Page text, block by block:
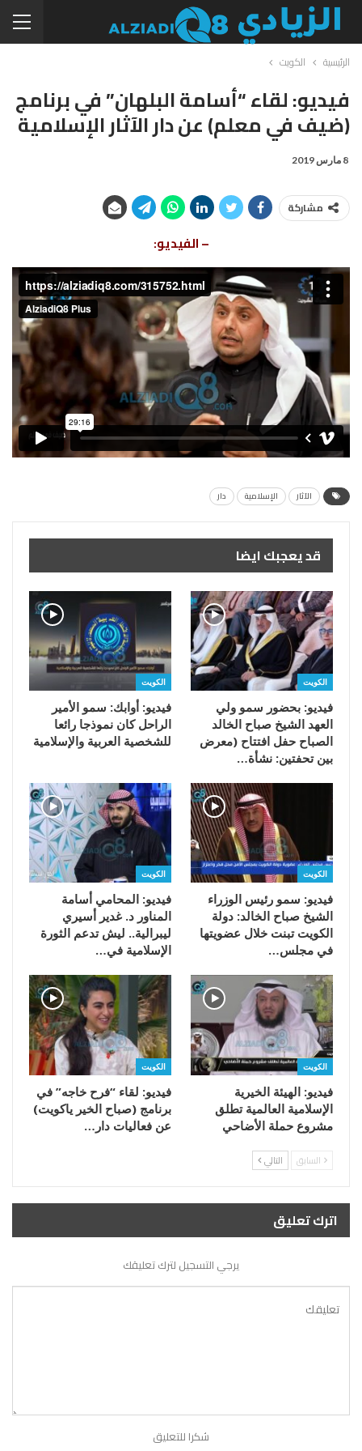
الرئيسية الكويت
فيديو: لقاء “أسامة البلهان” في برنامج
(ضيف في معلم) عن دار الآثار الإسلامية
8 مارس 2019
مشاركة
– الفيديو:
الآثار الإسلامية دار
قد يعجبك ايضا
الكويت
فيديو: بحضور سمو ولي
العهد الشيخ صباح الخالد
الصباح حفل افتتاح (معرض
بين تحفتين: نشأة…
الكويت
فيديو: أوابك: سمو الأمير
الراحل كان نموذجا رائعا
للشخصية العربية والإسلامية
الكويت
فيديو: سمو رئيس الوزراء
الشيخ صباح الخالد: دولة
الكويت تبنت خلال عضويتها
في مجلس…
الكويت
فيديو: المحامي أسامة
المناور د. غدير أسيري
ليبرالية.. ليش تدعم الثورة
الإسلامية في…
الكويت
فيديو: الهيئة الخيرية
الإسلامية العالمية تطلق
مشروع حملة الأضاحي
الكويت
فيديو: لقاء “فرح خاجه” في
برنامج (صباح الخير ياكويت)
عن فعاليات دار…
السابق التالي
اترك تعليق
يرجي التسجيل لترك تعليقك
شكرا للتعليق